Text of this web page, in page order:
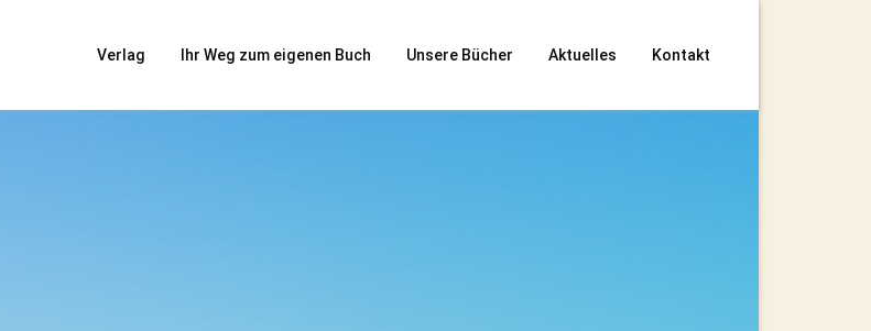
Verlag Ihr Weg zum eigenen Buch Unsere Bücher Aktuelles Kontakt